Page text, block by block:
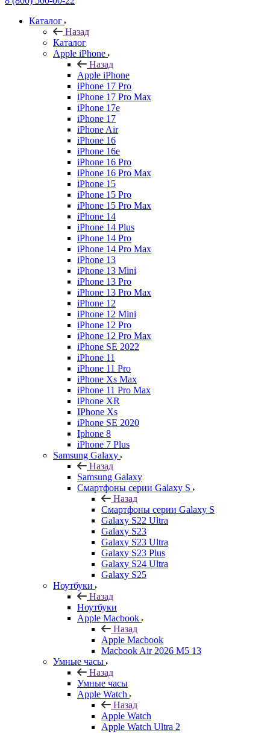
Каталог
Назад
Каталог
Apple iPhone
Назад
Apple iPhone
iPhone 17 Pro
iPhone 17 Pro Max
iPhone 17e
iPhone 17
iPhone Air
iPhone 16
iPhone 16e
iPhone 16 Pro
iPhone 16 Pro Max
iPhone 15
iPhone 15 Pro
iPhone 15 Pro Max
iPhone 14
iPhone 14 Plus
iPhone 14 Pro
iPhone 14 Pro Max
iPhone 13
iPhone 13 Mini
iPhone 13 Pro
iPhone 13 Pro Max
iPhone 12
iPhone 12 Mini
iPhone 12 Pro
iPhone 12 Pro Max
iPhone SE 2022
iPhone 11
iPhone 11 Pro
iPhone Xs Max
iPhone 11 Pro Max
iPhone XR
IPhone Xs
iPhone SE 2020
Iphone 8
iPhone 7 Plus
Samsung Galaxy
Назад
Samsung Galaxy
Смартфоны серии Galaxy S
Назад
Смартфоны серии Galaxy S
Galaxy S22 Ultra
Galaxy S23
Galaxy S23 Ultra
Galaxy S23 Plus
Galaxy S24 Ultra
Galaxy S25
Ноутбуки
Назад
Ноутбуки
Apple Macbook
Назад
Apple Macbook
Macbook Air 2026 M5 13
Умные часы
Назад
Умные часы
Apple Watch
Назад
Apple Watch
Apple Watch Ultra 2